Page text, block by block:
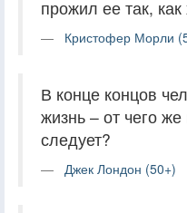
прожил ее так, как
Кристофер Морли
В конце концов
жизнь – от чего
следует?
Джек Лондон (50+)